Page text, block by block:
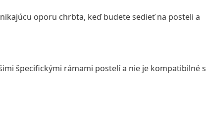
oporu chrbta, keď budete sedieť na posteli a
špecifickými rámami postelí a nie je kompatibilné s